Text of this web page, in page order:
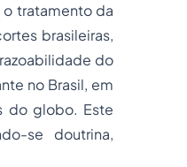
tratamento da
brasileiras,
do
no Brasil, em
do globo. Este
se doutrina,